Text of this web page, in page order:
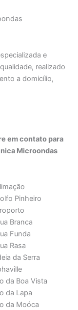
e
realizado
a domicílio,
em contato para
Microondas
Pinheiro
Branca
Funda
Rasa
da Serra
da Boa Vista
da Lapa
da Moóca